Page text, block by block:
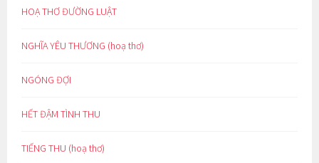
HOẠ THƠ ĐƯỜNG LUẬT
NGHĨA YÊU THƯƠNG (hoạ thơ)
NGÓNG ĐỢI
HẾT ĐẬM TÌNH THU
TIẾNG THU (hoạ thơ)